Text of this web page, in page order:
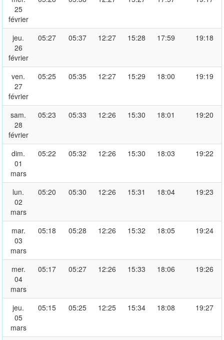
25
février
jeu.
26
février
05:27 05:37 12:27 15:28 17:59 19:18
ven.
27
février
05:25 05:35 12:27 15:29 18:00 19:19
sam.
28
février
05:23 05:33 12:26 15:30 18:01 19:20
dim.
01
mars
05:22 05:32 12:26 15:30 18:03 19:22
lun.
02
mars
05:20 05:30 12:26 15:31 18:04 19:23
mar.
03
mars
05:18 05:28 12:26 15:32 18:05 19:24
mer.
04
mars
05:17 05:27 12:26 15:33 18:06 19:26
jeu.
05
mars
05:15 05:25 12:25 15:34 18:08 19:27